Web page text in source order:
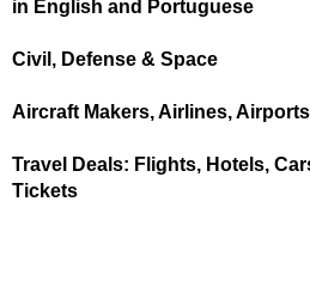
in English and Portuguese
Civil, Defense & Space
Aircraft Makers, Airlines,
Travel Deals: Flights, Hotels,
Tickets